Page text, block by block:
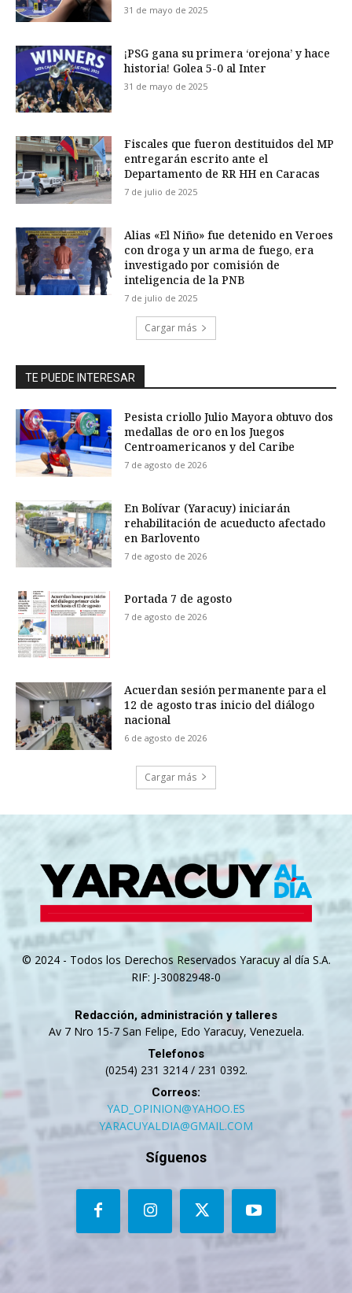
31 de mayo de 2025
¡PSG gana su primera ‘orejona’ y hace
historia! Golea 5-0 al Inter
31 de mayo de 2025
Fiscales que fueron destituidos del MP
entregarán escrito ante el
Departamento de RR HH en Caracas
7 de julio de 2025
Alias «El Niño» fue detenido en Veroes
con droga y un arma de fuego, era
investigado por comisión de
inteligencia de la PNB
7 de julio de 2025
Cargar más
TE PUEDE INTERESAR
Pesista criollo Julio Mayora obtuvo dos
medallas de oro en los Juegos
Centroamericanos y del Caribe
7 de agosto de 2026
En Bolívar (Yaracuy) iniciarán
rehabilitación de acueducto afectado
en Barlovento
7 de agosto de 2026
Portada 7 de agosto
7 de agosto de 2026
Acuerdan sesión permanente para el
12 de agosto tras inicio del diálogo
nacional
6 de agosto de 2026
Cargar más
© 2024 - Todos los Derechos Reservados Yaracuy al día S.A.
RIF: J-30082948-0
Redacción, administración y talleres
Av 7 Nro 15-7 San Felipe, Edo Yaracuy, Venezuela.
Telefonos
(0254) 231 3214 / 231 0392.
Correos:
YAD_OPINION@YAHOO.ES
YARACUYALDIA@GMAIL.COM
Síguenos